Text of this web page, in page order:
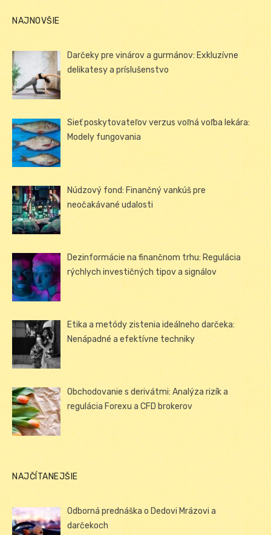
NAJNOVŠIE
Darčeky pre vinárov a gurmánov: Exkluzívne
delikatesy a príslušenstvo
Sieť poskytovateľov verzus voľná voľba lekára:
Modely fungovania
Núdzový fond: Finančný vankúš pre
neočakávané udalosti
Dezinformácie na finančnom trhu: Regulácia
rýchlych investičných tipov a signálov
Etika a metódy zistenia ideálneho darčeka:
Nenápadné a efektívne techniky
Obchodovanie s derivátmi: Analýza rizík a
regulácia Forexu a CFD brokerov
NAJČÍTANEJŠIE
Odborná prednáška o Dedovi Mrázovi a
darčekoch